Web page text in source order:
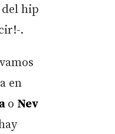
hip
.
en
o Nev